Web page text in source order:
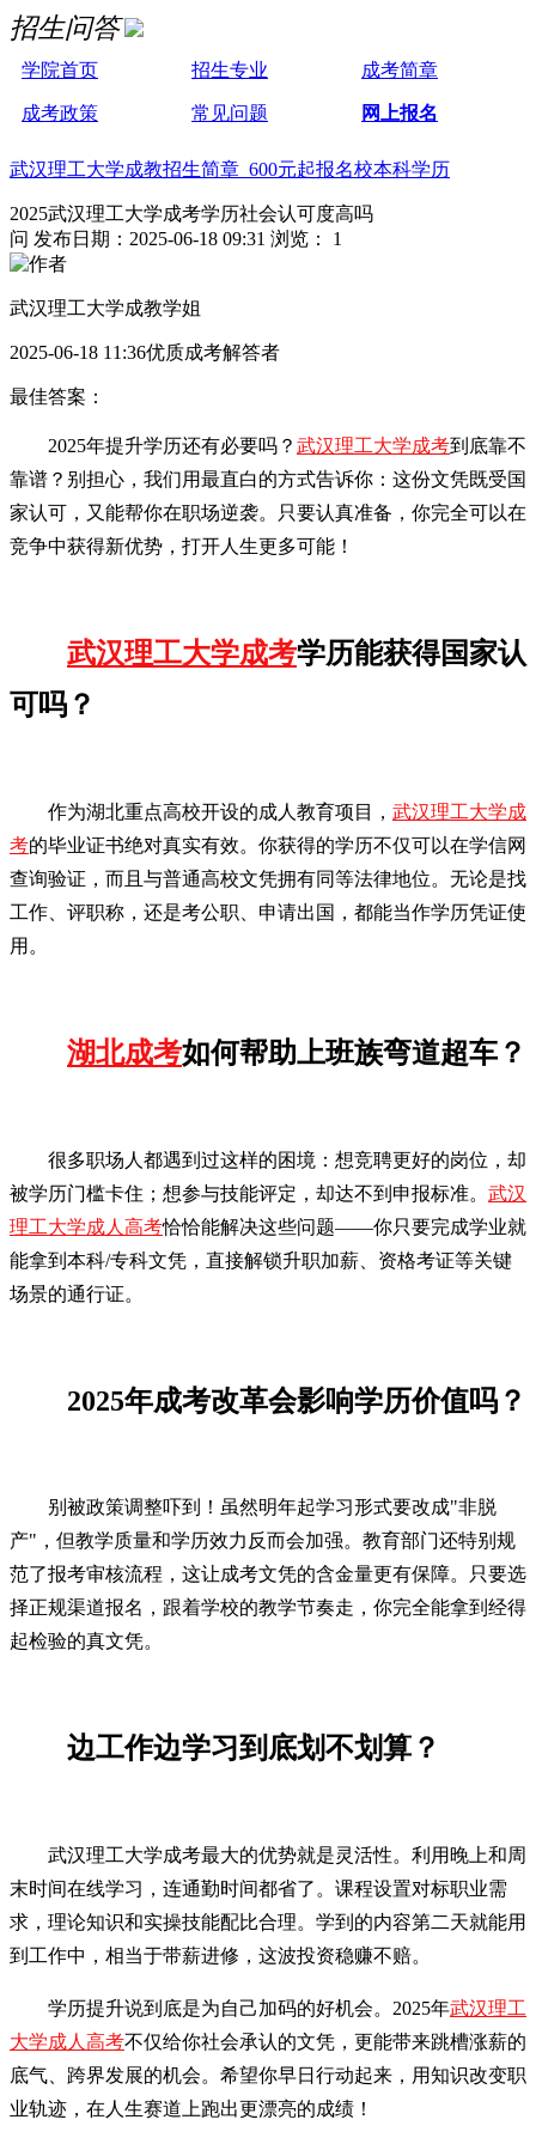
招生问答
学院首页 招生专业 成考简章
成考政策 常见问题 网上报名
武汉理工大学成教招生简章 600元起报名校本科学历
2025武汉理工大学成考学历社会认可度高吗
问 发布日期：2025-06-18 09:31 浏览： 1
武汉理工大学成教学姐
2025-06-18 11:36优质成考解答者
最佳答案：
2025年提升学历还有必要吗？ 武汉理工大学成考到底靠不
靠谱？别担心，我们用最直白的方式告诉你：这份文凭既受国
家认可，又能帮你在职场逆袭。只要认真准备，你完全可以在
竞争中获得新优势，打开人生更多可能！
武汉理工大学成考学历能获得国家认
可吗？
作为湖北重点高校开设的成人教育项目， 武汉理工大学成
考的毕业证书绝对真实有效。你获得的学历不仅可以在学信网
查询验证，而且与普通高校文凭拥有同等法律地位。无论是找
工作、评职称，还是考公职、申请出国，都能当作学历凭证使
用。
湖北成考如何帮助上班族弯道超车？
很多职场人都遇到过这样的困境：想竞聘更好的岗位，却
被学历门槛卡住；想参与技能评定，却达不到申报标准。 武汉
理工大学成人高考恰恰能解决这些问题——你只要完成学业就
能拿到本科/专科文凭，直接解锁升职加薪、资格考证等关键
场景的通行证。
2025年成考改革会影响学历价值吗？
别被政策调整吓到！虽然明年起学习形式要改成"非脱
产"，但教学质量和学历效力反而会加强。教育部门还特别规
范了报考审核流程，这让成考文凭的含金量更有保障。只要选
择正规渠道报名，跟着学校的教学节奏走，你完全能拿到经得
起检验的真文凭。
边工作边学习到底划不划算？
武汉理工大学成考最大的优势就是灵活性。利用晚上和周
末时间在线学习，连通勤时间都省了。课程设置对标职业需
求，理论知识和实操技能配比合理。学到的内容第二天就能用
到工作中，相当于带薪进修，这波投资稳赚不赔。
学历提升说到底是为自己加码的好机会。2025年武汉理工
大学成人高考不仅给你社会承认的文凭，更能带来跳槽涨薪的
底气、跨界发展的机会。希望你早日行动起来，用知识改变职
业轨迹，在人生赛道上跑出更漂亮的成绩！